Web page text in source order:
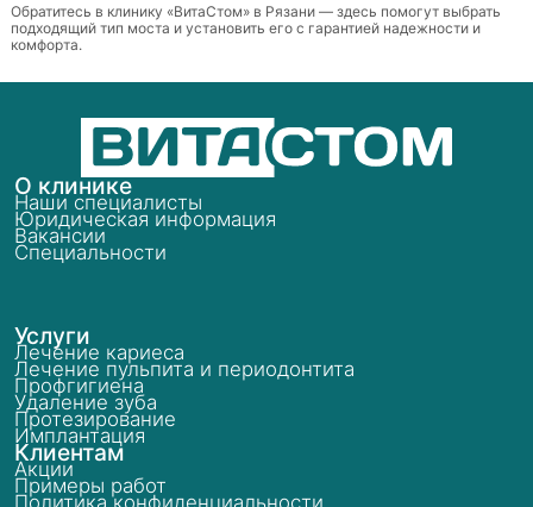
Обратитесь в клинику «ВитаСтом» в Рязани — здесь помогут выбрать
подходящий тип моста и установить его с гарантией надежности и
комфорта.
О клинике
Наши специалисты
Юридическая информация
Вакансии
Специальности
Услуги
Лечение кариеса
Лечение пульпита и периодонтита
Профгигиена
Удаление зуба
Протезирование
Имплантация
Клиентам
Акции
Примеры работ
Политика конфиденциальности